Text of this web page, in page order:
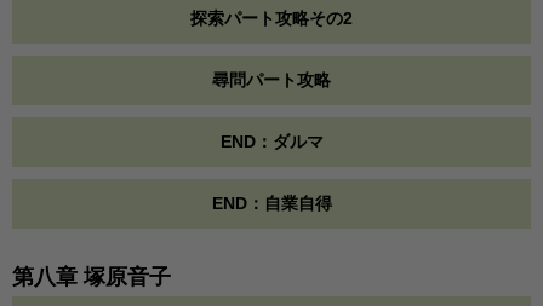
探索パート攻略その2
尋問パート攻略
END：ダルマ
END：自業自得
第八章 塚原音子